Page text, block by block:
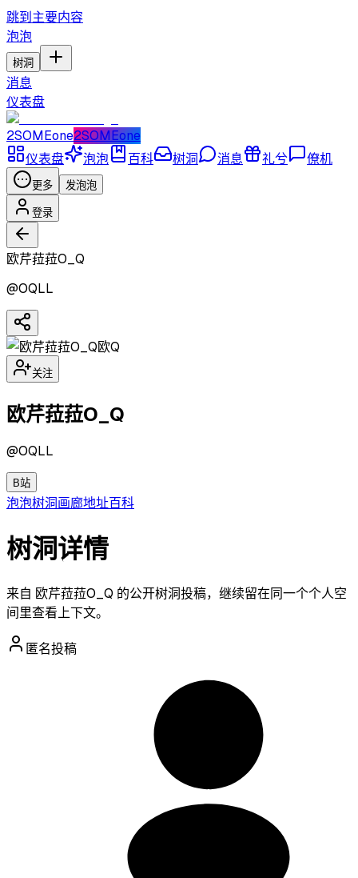
跳到主要内容
泡泡
树洞
消息
仪表盘
2SOMEone2SOMEone
仪表盘
泡泡 百科 树洞 消息 礼兮 僚机
更多 发泡泡
登录
欧芹菈菈O_Q
@OQLL
欧Q
关注
欧芹菈菈O_Q
@OQLL
B站
泡泡树洞画廊地址百科
树洞详情
来自 欧芹菈菈O_Q 的公开树洞投稿，继续留在同一个个人空
间里查看上下文。
匿名投稿